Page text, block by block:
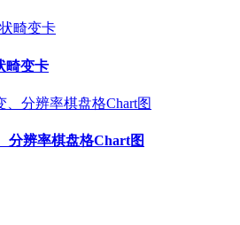
畸变卡
分辨率棋盘格Chart图